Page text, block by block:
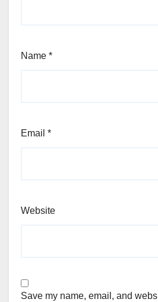
Name *
Email *
Website
Save my name, email, and